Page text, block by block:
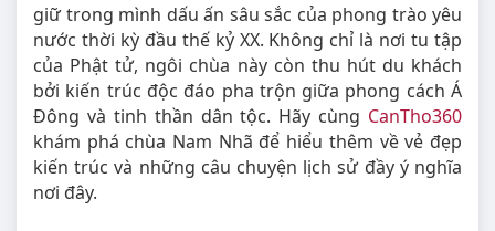
giữ trong mình dấu ấn sâu sắc của phong trào yêu
nước thời kỳ đầu thế kỷ XX. Không chỉ là nơi tu tập
của Phật tử, ngôi chùa này còn thu hút du khách
bởi kiến trúc độc đáo pha trộn giữa phong cách Á
Đông và tinh thần dân tộc. Hãy cùng CanTho360
khám phá chùa Nam Nhã để hiểu thêm về vẻ đẹp
kiến trúc và những câu chuyện lịch sử đầy ý nghĩa
nơi đây.